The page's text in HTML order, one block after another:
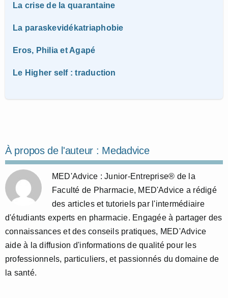
La crise de la quarantaine
La paraskevidékatriaphobie
Eros, Philia et Agapé
Le Higher self : traduction
À propos de l'auteur : Medadvice
MED'Advice : Junior-Entreprise® de la
Faculté de Pharmacie, MED'Advice a rédigé
des articles et tutoriels par l'intermédiaire
d'étudiants experts en pharmacie. Engagée à partager des
connaissances et des conseils pratiques, MED'Advice
aide à la diffusion d'informations de qualité pour les
professionnels, particuliers, et passionnés du domaine de
la santé.